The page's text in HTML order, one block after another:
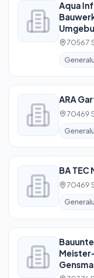
Aqua
70567
ARA
70469
BA
70469